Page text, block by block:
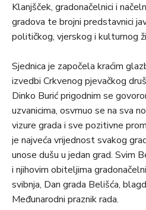
Klanjšček, gradonačelnici i
gradova te brojni predstavnici
političkog, vjerskog i kulturnog
Sjednica je započela kraćim
izvedbi Crkvenog pjevačkog
Dinko Burić prigodnim se
uzvanicima, osvrnuo se na sva
vizure grada i sve pozitivne
je najveća vrijednost svakog
unose dušu u jedan grad. Svim
i njihovim obiteljima
svibnja, Dan grada Belišća,
Međunarodni praznik rada.